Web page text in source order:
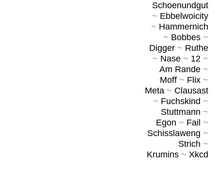
Schoenundgut
~ Ebbelwoicity
~ Hammernich
~ Bobbes~
Digger~ Ruthe
~ Nase~ 12~
Am Rande~
Moff~ Flix~
Meta~ Clausast
~ Fuchskind ~
Stuttmann ~
Egon ~ Fail ~
Schisslaweng ~
Strich ~
Krumins~ Xkcd